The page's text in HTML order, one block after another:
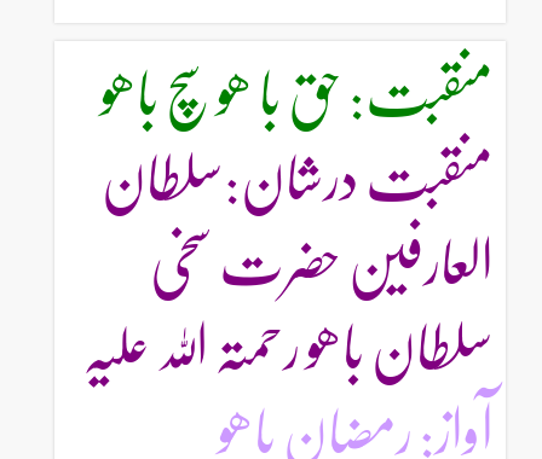
منقبت: حق با ھو سچ باھو
منقبت درشان:سلطان
العارفین حضرت سخی
سلطان باھو رحمتہ اللہ علیہ
آواز: رمضان باھو